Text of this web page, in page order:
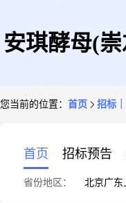
安琪酵母(
您当前的位置： 首页 招标
首页 招标预告
省份地区： 北京广东